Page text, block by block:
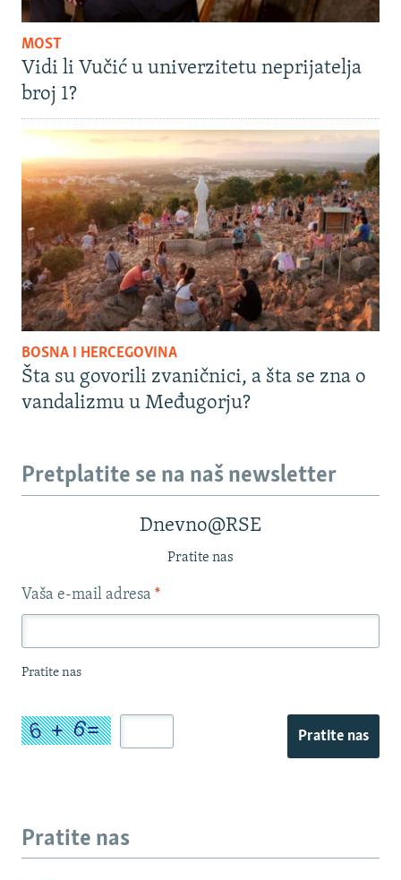
MOST
Vidi li Vučić u univerzitetu neprijatelja
broj 1?
BOSNA I HERCEGOVINA
Šta su govorili zvaničnici, a šta se zna o
vandalizmu u Međugorju?
Pretplatite se na naš newsletter
Dnevno@RSE
Pratite nas
Vaša e-mail adresa *
Pratite nas
Pratite nas
Pratite nas